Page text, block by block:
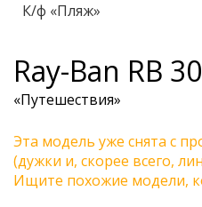
К/ф «Пляж»
Ray-Ban RB
«Путешествия»
Эта модель уже снята с
(дужки и, скорее всего,
Ищите похожие модели,